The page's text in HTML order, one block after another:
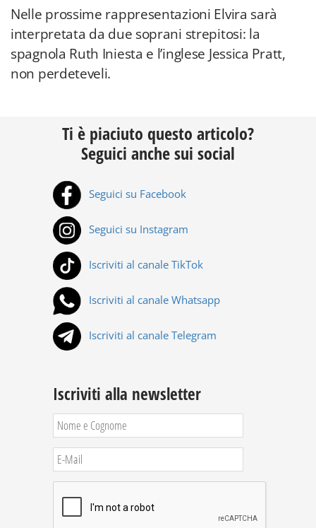
Nelle prossime rappresentazioni Elvira sarà
interpretata da due soprani strepitosi: la
spagnola Ruth Iniesta e l’inglese Jessica Pratt,
non perdeteveli.
Ti è piaciuto questo articolo?
Seguici anche sui social
Seguici su Facebook
Seguici su Instagram
Iscriviti al canale TikTok
Iscriviti al canale Whatsapp
Iscriviti al canale Telegram
Iscriviti alla newsletter